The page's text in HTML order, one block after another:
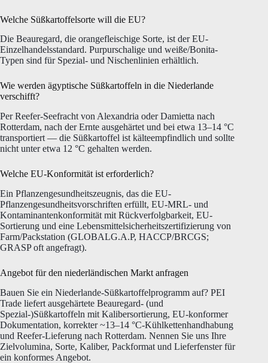
Welche Süßkartoffelsorte will die EU?
Die Beauregard, die orangefleischige Sorte, ist der EU-
Einzelhandelsstandard. Purpurschalige und weiße/Bonita-
Typen sind für Spezial- und Nischenlinien erhältlich.
Wie werden ägyptische Süßkartoffeln in die Niederlande
verschifft?
Per Reefer-Seefracht von Alexandria oder Damietta nach
Rotterdam, nach der Ernte ausgehärtet und bei etwa 13–14 °C
transportiert — die Süßkartoffel ist kälteempfindlich und sollte
nicht unter etwa 12 °C gehalten werden.
Welche EU-Konformität ist erforderlich?
Ein Pflanzengesundheitszeugnis, das die EU-
Pflanzengesundheitsvorschriften erfüllt, EU-MRL- und
Kontaminantenkonformität mit Rückverfolgbarkeit, EU-
Sortierung und eine Lebensmittelsicherheitszertifizierung von
Farm/Packstation (GLOBALG.A.P, HACCP/BRCGS;
GRASP oft angefragt).
Angebot für den niederländischen Markt anfragen
Bauen Sie ein Niederlande-Süßkartoffelprogramm auf? PEI
Trade liefert ausgehärtete Beauregard- (und
Spezial-)Süßkartoffeln mit Kalibersortierung, EU-konformer
Dokumentation, korrekter ~13–14 °C-Kühlkettenhandhabung
und Reefer-Lieferung nach Rotterdam. Nennen Sie uns Ihre
Zielvolumina, Sorte, Kaliber, Packformat und Lieferfenster für
ein konformes Angebot.